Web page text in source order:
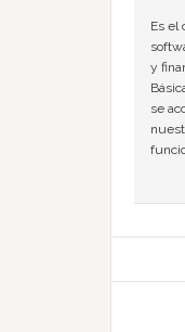
Es el
y
se